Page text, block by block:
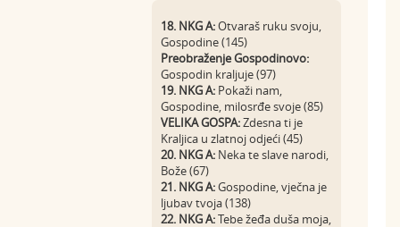
18. NKG A:Otvaraš ruku svoju,
Gospodine (145)
Preobraženje Gospodinovo:
Gospodin kraljuje (97)
19. NKG A: Pokaži nam,
Gospodine, milosrđe svoje (85)
VELIKA GOSPA:Zdesna ti je
Kraljica u zlatnoj odjeći (45)
20. NKG A: Neka te slave narodi,
Bože (67)
21. NKG A:Gospodine, vječna je
ljubav tvoja (138)
22. NKG A:Tebe žeđa duša moja,